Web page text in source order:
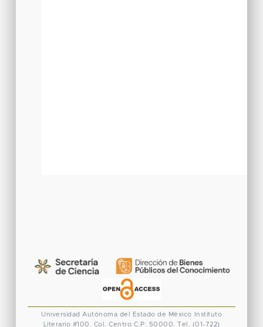
Universidad Autónoma del Estado de México
Instituto
Literario #100. Col. Centro C.P. 50000. Tel. (01-722)